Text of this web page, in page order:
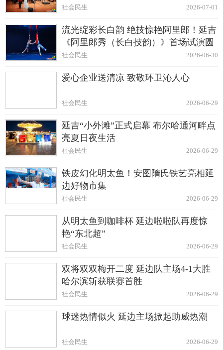
2026-07-01
社会民生
流光绽彩长白韵 绝技惊艳阿里郎！延吉
《阿里郎秀（长白技韵）》首场试演圆
满启幕
2026-06-30
社会民生
爱心企业送清凉 致敬环卫沁人心
2026-06-29
社会民生
延吉“小外滩”正式启幕 布尔哈通河畔点
亮夏日夜生活
2026-06-29
社会民生
铁皮幻化明太鱼！安图隋氏铁艺亮相延
边好物市集
2026-06-29
社会民生
从明太鱼到咖啡杯 延边啦啦队再度惊
艳“东北超”
2026-06-29
社会民生
双将双双梅开二度 延边队主场4-1大胜
哈尔滨斩获联赛首胜
2026-06-29
社会民生
球迷热情似火 延边主场掀起助威热潮
2026-06-29
社会民生